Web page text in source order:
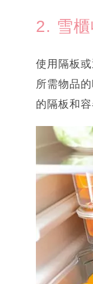
2. 雪
使用隔板
所需物品
的隔板和容